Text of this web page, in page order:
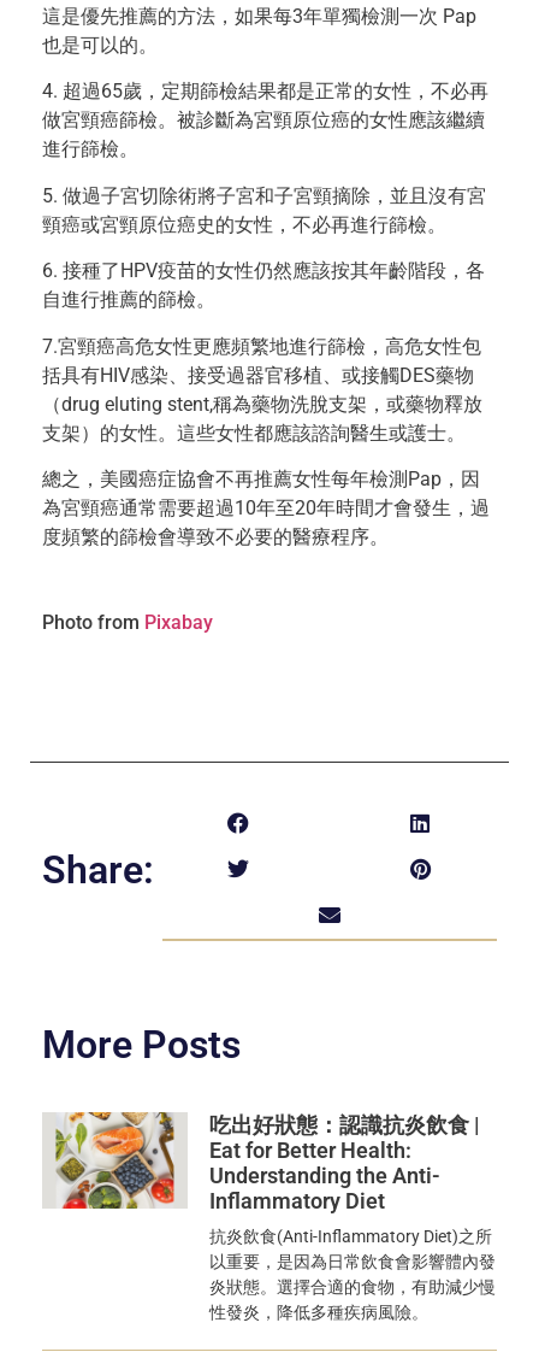
這是優先推薦的方法，如果每3年單獨檢測一次 Pap
也是可以的。
4. 超過65歲，定期篩檢結果都是正常的女性，不必再
做宮頸癌篩檢。被診斷為宮頸原位癌的女性應該繼續
進行篩檢。
5. 做過子宮切除術將子宮和子宮頸摘除，並且沒有宮
頸癌或宮頸原位癌史的女性，不必再進行篩檢。
6. 接種了HPV疫苗的女性仍然應該按其年齡階段，各
自進行推薦的篩檢。
7.宮頸癌高危女性更應頻繁地進行篩檢，高危女性包
括具有HIV感染、接受過器官移植、或接觸DES藥物
（drug eluting stent,稱為藥物洗脫支架，或藥物釋放
支架）的女性。這些女性都應該諮詢醫生或護士。
總之，美國癌症協會不再推薦女性每年檢測Pap，因
為宮頸癌通常需要超過10年至20年時間才會發生，過
度頻繁的篩檢會導致不必要的醫療程序。
Photo from Pixabay
Share:
More Posts
吃出好狀態：認識抗炎飲食 |
Eat for Better Health:
Understanding the Anti-
Inflammatory Diet
抗炎飲食(Anti-Inflammatory Diet)之所
以重要，是因為日常飲食會影響體內發
炎狀態。選擇合適的食物，有助減少慢
性發炎，降低多種疾病風險。